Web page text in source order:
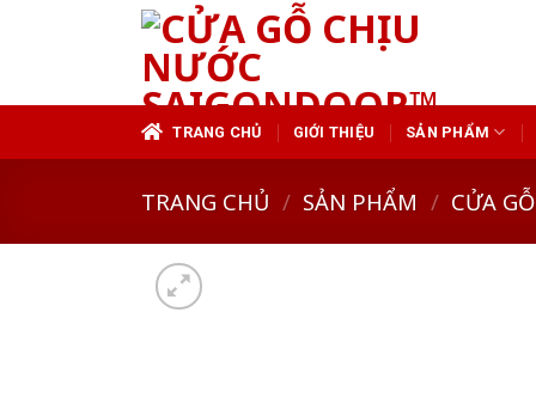
TRANG CHỦ GIỚI THIỆU SẢN PHẨM
TRANG CHỦ / SẢN PHẨM / CỬA GỖ